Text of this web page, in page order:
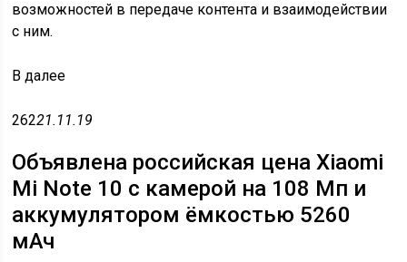
возможностей в передаче контента и взаимодействии
с ним.
Вдалее
26221.11.19
Объявлена российская цена Xiaomi
Mi Note 10 с камерой на 108 Мп и
аккумулятором ёмкостью 5260
мАч